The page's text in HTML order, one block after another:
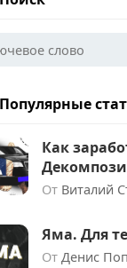
Популярные
Как
От Виталий
Яма. Для
От Денис